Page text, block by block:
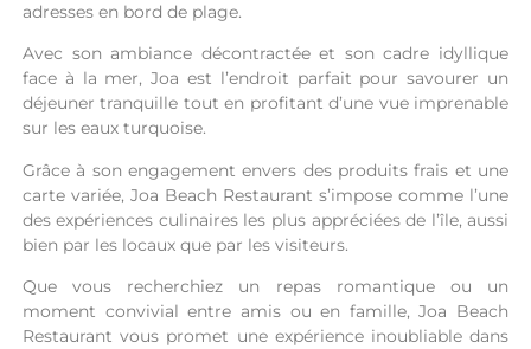
adresses en bord de plage.
Avec son ambiance décontractée et son cadre idyllique
face à la mer, Joa est l’endroit parfait pour savourer un
déjeuner tranquille tout en profitant d’une vue imprenable
sur les eaux turquoise.
Grâce à son engagement envers des produits frais et une
carte variée, Joa Beach Restaurant s’impose comme l’une
des expériences culinaires les plus appréciées de l’île, aussi
bien par les locaux que par les visiteurs.
Que vous recherchiez un repas romantique ou un
moment convivial entre amis ou en famille, Joa Beach
Restaurant vous promet une expérience inoubliable dans